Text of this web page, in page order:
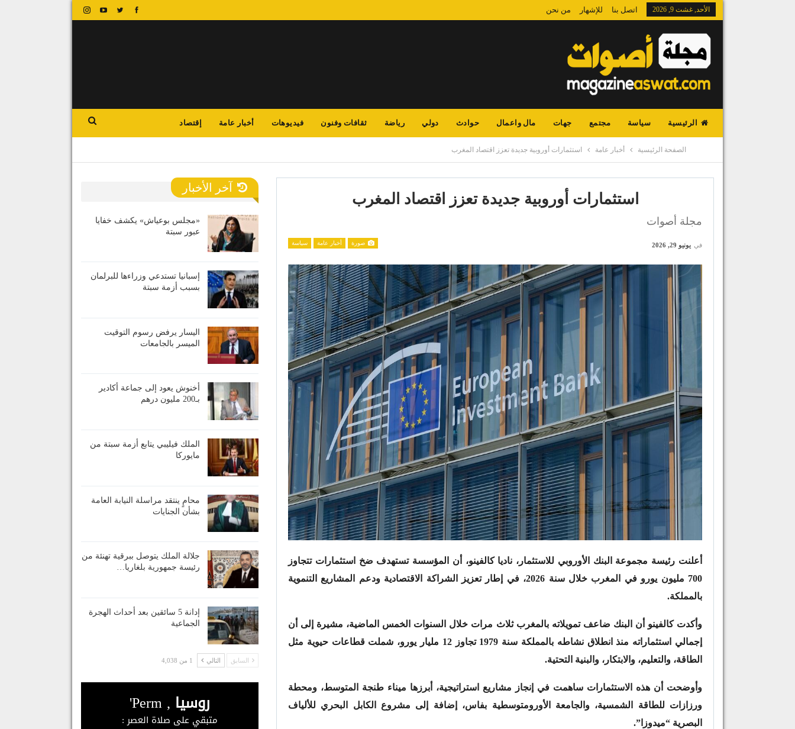
الأحد, غشت 9, 2026 اتصل بنا للإشهار من نحن
الرئيسية سياسة مجتمع جهات مال واعمال حوادث دولي رياضة ثقافات وفنون فيديوهات أخبار عامة إقتصاد
الصفحة الرئيسية أخبار عامة استثمارات أوروبية جديدة تعزز اقتصاد المغرب
استثمارات أوروبية جديدة تعزز اقتصاد المغرب
مجلة أصوات
صورة أخبار عامة سياسة في يونيو 29, 2026
أعلنت رئيسة مجموعة البنك الأوروبي للاستثمار، ناديا كالفينو، أن المؤسسة تستهدف ضخ استثمارات تتجاوز
700 مليون يورو في المغرب خلال سنة 2026، في إطار تعزيز الشراكة الاقتصادية ودعم المشاريع التنموية
بالمملكة.
وأكدت كالفينو أن البنك ضاعف تمويلاته بالمغرب ثلاث مرات خلال السنوات الخمس الماضية، مشيرة إلى أن
إجمالي استثماراته منذ انطلاق نشاطه بالمملكة سنة 1979 تجاوز 12 مليار يورو، شملت قطاعات حيوية مثل
الطاقة، والتعليم، والابتكار، والبنية التحتية.
وأوضحت أن هذه الاستثمارات ساهمت في إنجاز مشاريع استراتيجية، أبرزها ميناء طنجة المتوسط، ومحطة
ورزازات للطاقة الشمسية، والجامعة الأورومتوسطية بفاس، إضافة إلى مشروع الكابل البحري للألياف
البصرية “ميدوزا”.
آخر الأخبار
«مجلس بوعياش» يكشف خفايا
عبور سبتة
إسبانيا تستدعي وزراءها للبرلمان
بسبب أزمة سبتة
اليسار يرفض رسوم التوقيت
الميسر بالجامعات
أخنوش يعود إلى جماعة أكادير
بـ200 مليون درهم
الملك فيليبي يتابع أزمة سبتة من
مايوركا
محامٍ ينتقد مراسلة النيابة العامة
بشأن الجنايات
جلالة الملك يتوصل ببرقية تهنئة من
رئيسة جمهورية بلغاريا…
إدانة 5 سائقين بعد أحداث الهجرة
الجماعية
السابق التالي 1 من 4,038